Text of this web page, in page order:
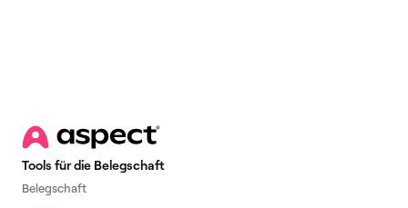
Tools für die Belegschaft
Belegschaft